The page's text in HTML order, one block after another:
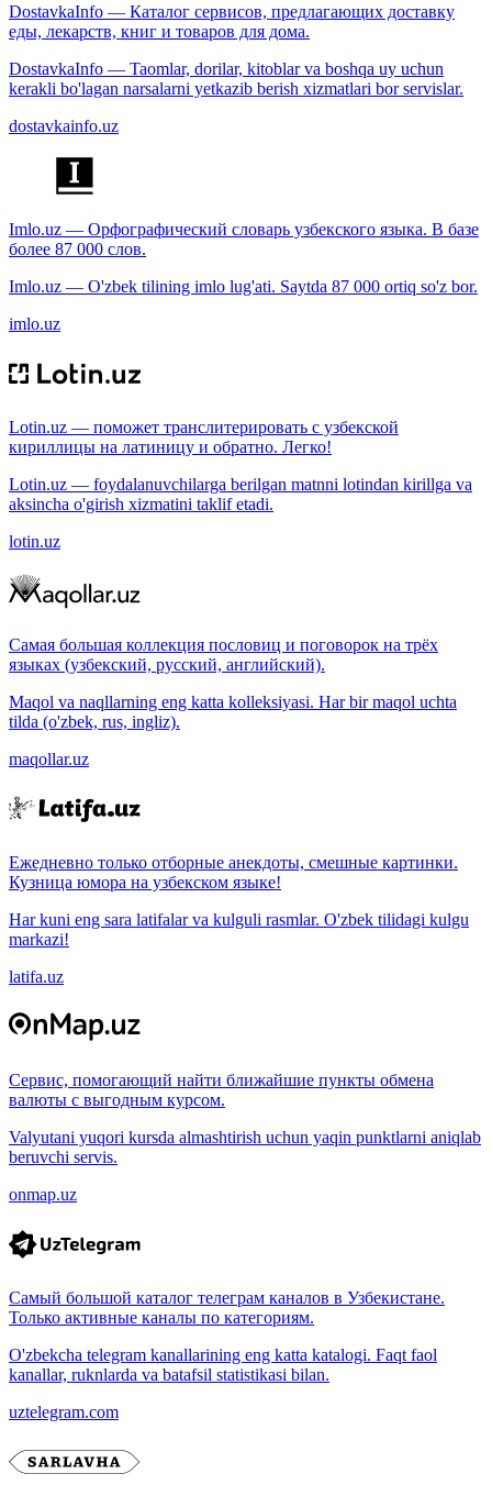
DostavkaInfo — Каталог сервисов, предлагающих доставку
еды, лекарств, книг и товаров для дома.
DostavkaInfo — Taomlar, dorilar, kitoblar va boshqa uy uchun
kerakli bo'lagan narsalarni yetkazib berish xizmatlari bor servislar.
dostavkainfo.uz
Imlo.uz — Орфографический словарь узбекского языка. В базе
более 87 000 слов.
Imlo.uz — O'zbek tilining imlo lug'ati. Saytda 87 000 ortiq so'z bor.
imlo.uz
Lotin.uz — поможет транслитерировать с узбекской
кириллицы на латиницу и обратно. Легко!
Lotin.uz — foydalanuvchilarga berilgan matnni lotindan kirillga va
aksincha o'girish xizmatini taklif etadi.
lotin.uz
Самая большая коллекция пословиц и поговорок на трёх
языках (узбекский, русский, английский).
Maqol va naqllarning eng katta kolleksiyasi. Har bir maqol uchta
tilda (o'zbek, rus, ingliz).
maqollar.uz
Ежедневно только отборные анекдоты, смешные картинки.
Кузница юмора на узбекском языке!
Har kuni eng sara latifalar va kulguli rasmlar. O'zbek tilidagi kulgu
markazi!
latifa.uz
Сервис, помогающий найти ближайшие пункты обмена
валюты с выгодным курсом.
Valyutani yuqori kursda almashtirish uchun yaqin punktlarni aniqlab
beruvchi servis.
onmap.uz
Самый большой каталог телеграм каналов в Узбекистане.
Только активные каналы по категориям.
O'zbekcha telegram kanallarining eng katta katalogi. Faqt faol
kanallar, ruknlarda va batafsil statistikasi bilan.
uztelegram.com